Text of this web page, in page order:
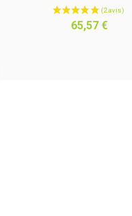
Prix
65,57 €
APERÇU RAPIDE